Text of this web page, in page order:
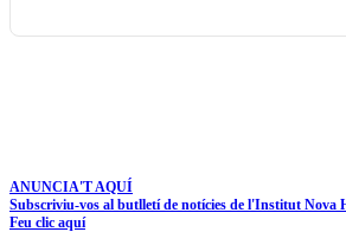
ANUNCIA'T AQUÍ
Subscriviu-vos al butlletí de notícies de l'Institut Nova
Feu clic aquí